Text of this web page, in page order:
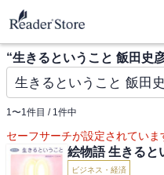
“生きるということ 飯田史
1〜1件目 / 1件中
セーフサーチが設定されていま
絵物語 生きると
ビジネス・経済